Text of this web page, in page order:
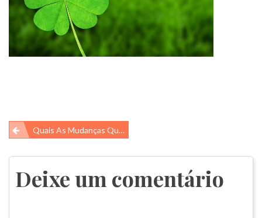
Navegação
de
Post
Quais As Mudanças Que Você Pode Nos Contar?
Deixe um comentário